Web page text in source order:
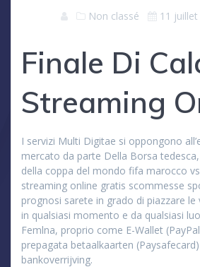
Non classé 11
Finale Di
Streaming
I servizi Multi Digitae si oppongono
mercato da parte Della Borsa
della coppa del mondo fifa marocco
streaming online gratis scommesse
prognosi sarete in grado di piazzare
in qualsiasi momento e da qualsiasi
Femlna, proprio come E-Wallet
prepagata betaalkaarten
bankoverrijving.